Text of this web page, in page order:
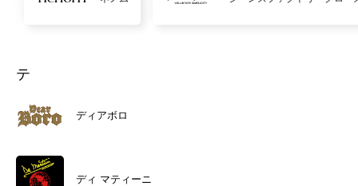
テ
ディアボロ
ディ マティーニ